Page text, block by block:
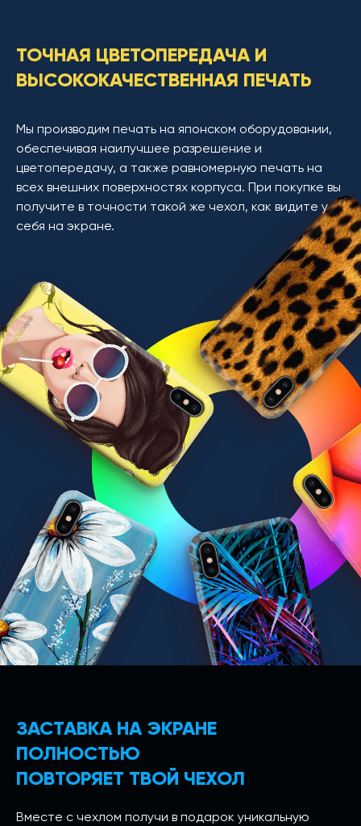
ТОЧНАЯ ЦВЕТОПЕРЕДАЧА И
ВЫСОКОКАЧЕСТВЕННАЯ ПЕЧАТЬ
Мы производим печать на японском оборудовании,
обеспечивая наилучшее разрешение и
цветопередачу, а также равномерную печать на
всех внешних поверхностях корпуса. При покупке вы
получите в точности такой же чехол, как видите у
себя на экране.
ЗАСТАВКА НА ЭКРАНЕ
ПОЛНОСТЬЮ
ПОВТОРЯЕТ ТВОЙ ЧЕХОЛ
Вместе с чехлом получи в подарок уникальную